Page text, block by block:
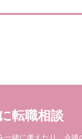
転職相談
一緒に考えたり、今